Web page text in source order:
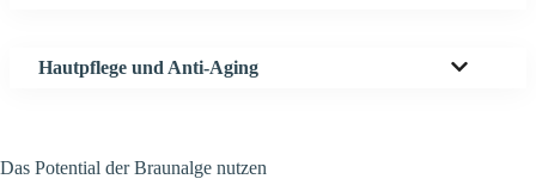
Hautpflege und Anti-Aging
Das Potential der Braunalge nutzen